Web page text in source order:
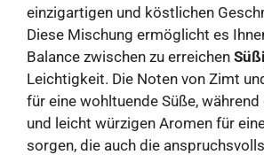
einzigartigen und köstlichen
Diese Mischung ermöglicht es
Balance zwischen zu erreichen
Leichtigkeit. Die Noten von Zimt
für eine wohltuende Süße,
und leicht würzigen Aromen für
sorgen, die auch die